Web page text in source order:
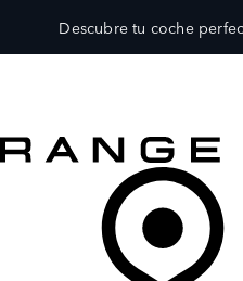
Descubre tu coche